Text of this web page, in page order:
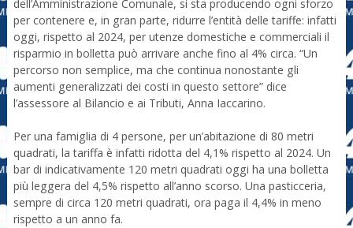
dell’Amministrazione Comunale, si sta producendo ogni sforzo
per contenere e, in gran parte, ridurre l’entità delle tariffe: infatti
oggi, rispetto al 2024, per utenze domestiche e commerciali il
risparmio in bolletta può arrivare anche fino al 4% circa. “Un
percorso non semplice, ma che continua nonostante gli
aumenti generalizzati dei costi in questo settore” dice
l’assessore al Bilancio e ai Tributi, Anna Iaccarino.
Per una famiglia di 4 persone, per un’abitazione di 80 metri
quadrati, la tariffa è infatti ridotta del 4,1% rispetto al 2024. Un
bar di indicativamente 120 metri quadrati oggi ha una bolletta
più leggera del 4,5% rispetto all’anno scorso. Una pasticceria,
sempre di circa 120 metri quadrati, ora paga il 4,4% in meno
rispetto a un anno fa.